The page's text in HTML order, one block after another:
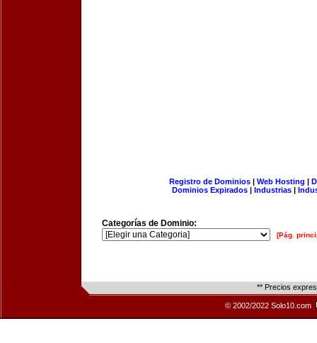
Registro de Dominios| Web Hosting |
Dominios Expirados | Industrias |
Categorías de Dominio:
[Pág.
** Precios
© 2002/2022 Solo10.com